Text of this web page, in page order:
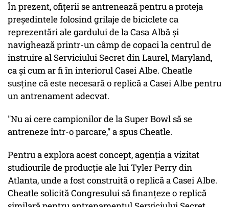
În prezent, ofițerii se antrenează pentru a proteja
președintele folosind grilaje de biciclete ca
reprezentări ale gardului de la Casa Albă și
navighează printr-un câmp de copaci la centrul de
instruire al Serviciului Secret din Laurel, Maryland,
ca și cum ar fi în interiorul Casei Albe. Cheatle
susține că este necesară o replică a Casei Albe pentru
un antrenament adecvat.
"Nu ai cere campionilor de la Super Bowl să se
antreneze într-o parcare," a spus Cheatle.
Pentru a explora acest concept, agenția a vizitat
studiourile de producție ale lui Tyler Perry din
Atlanta, unde a fost construită o replică a Casei Albe.
Cheatle solicită Congresului să finanțeze o replică